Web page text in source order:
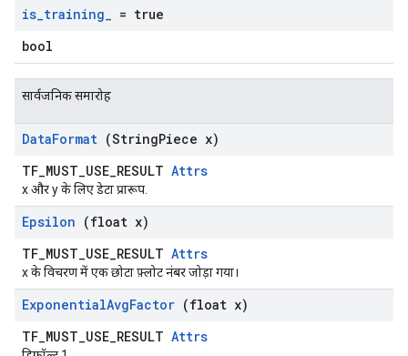
is_training_ = true
bool
सार्वजनिक समारोह
DataFormat (StringPiece x)
TF_MUST_USE_RESULT Attrs
x और y के लिए डेटा प्रारूप.
Epsilon (float x)
TF_MUST_USE_RESULT Attrs
x के विचरण में एक छोटा फ़्लोट नंबर जोड़ा गया।
ExponentialAvgFactor (float x)
TF_MUST_USE_RESULT Attrs